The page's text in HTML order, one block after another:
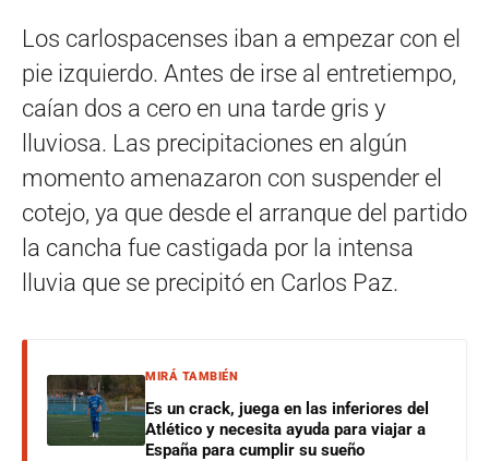
Los carlospacenses iban a empezar con el
pie izquierdo. Antes de irse al entretiempo,
caían dos a cero en una tarde gris y
lluviosa. Las precipitaciones en algún
momento amenazaron con suspender el
cotejo, ya que desde el arranque del partido
la cancha fue castigada por la intensa
lluvia que se precipitó en Carlos Paz.
MIRÁ TAMBIÉN
Es un crack, juega en las inferiores del
Atlético y necesita ayuda para viajar a
España para cumplir su sueño